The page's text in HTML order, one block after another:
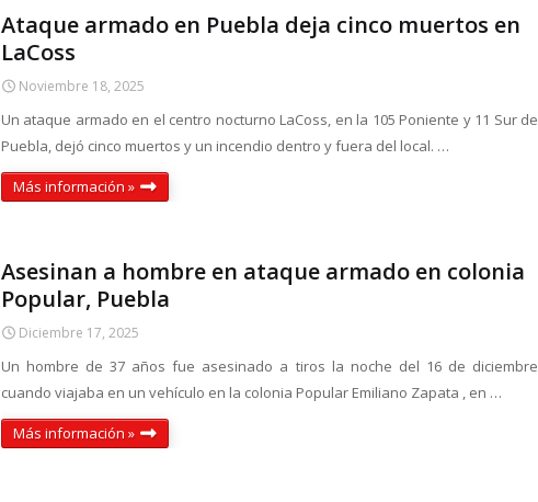
Ataque armado en Puebla deja cinco muertos en
LaCoss
Noviembre 18, 2025
Un ataque armado en el centro nocturno LaCoss, en la 105 Poniente y 11 Sur de
Puebla, dejó cinco muertos y un incendio dentro y fuera del local. …
Más información »
Asesinan a hombre en ataque armado en colonia
Popular, Puebla
Diciembre 17, 2025
Un hombre de 37 años fue asesinado a tiros la noche del 16 de diciembre
cuando viajaba en un vehículo en la colonia Popular Emiliano Zapata , en …
Más información »